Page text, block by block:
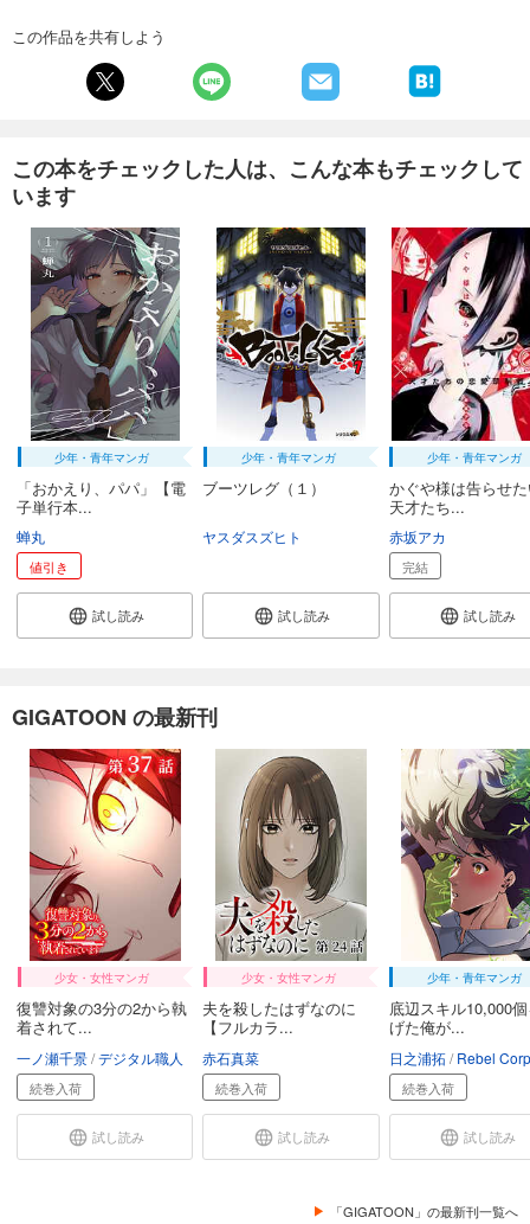
78円 (税込)
バイカイ【フルカラー】【タテヨミ】(23)
カート
試し読み
あらすじを表示する
バイカイ【フルカラー】【タテヨミ】(24)
78円 (税込)
カート
試し読み
あらすじを表示する
バイカイ【フルカラー】【タテヨミ】(25)
試し読み
78円 (税込)
試し読み
あらすじを表示する
バイカイ【フルカラー】【タテヨミ】(27)
円 (税込)
カート
試し読み
あらすじを表示する
バイカイ【フルカラー】【タテヨミ】(28)
78円 (税込)
カート
試し読み
あらすじを表示する
バイカイ【フルカラー】【タテヨミ】(29)
この作品を共有しよう
この本をチェックした人は、こんな本もチェックして
います
少年・青年マンガ
「おかえり、パパ」【電
子単行本...
蝉丸
値引き
試し読み
少年・青年マンガ
ブーツレグ（１）
ヤスダスズヒト
試し読み
少年・青年マンガ
かぐや様は告らせ
天才たち...
赤坂アカ
完結
試し読み
GIGATOON の最新刊
少女・女性マンガ
復讐対象の3分の2から執
着されて...
一ノ瀬千景 デジタル職人
続巻入荷
試し読み
少女・女性マンガ
夫を殺したはずなのに
【フルカラ...
赤石真菜
続巻入荷
試し読み
少年・青年マンガ
底辺スキル10,000
げた俺が...
日之浦拓 Rebel
続巻入荷
試し読み
「GIGATOON」の最新刊一覧へ